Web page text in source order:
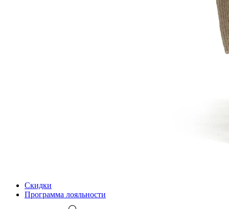
Скидки
Программа лояльности